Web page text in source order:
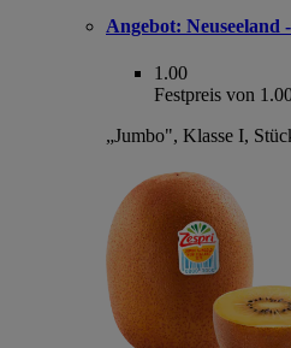
Angebot: Neuseeland
1.00
Festpreis von
„Jumbo", Klasse I,